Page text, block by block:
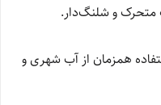
همزمان از آب شهری و